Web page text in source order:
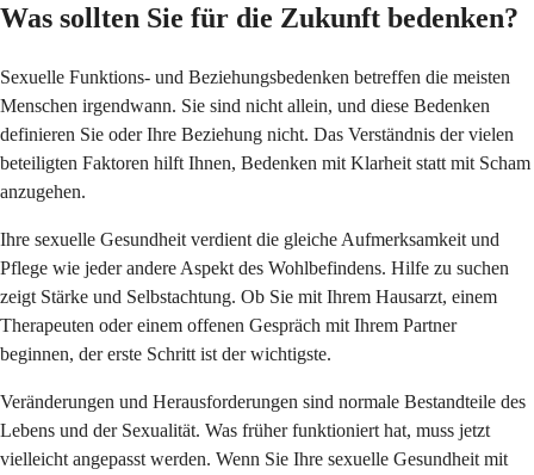
Was sollten Sie für die Zukunft bedenken?
Sexuelle Funktions- und Beziehungsbedenken betreffen die meisten
Menschen irgendwann. Sie sind nicht allein, und diese Bedenken
definieren Sie oder Ihre Beziehung nicht. Das Verständnis der vielen
beteiligten Faktoren hilft Ihnen, Bedenken mit Klarheit statt mit Scham
anzugehen.
Ihre sexuelle Gesundheit verdient die gleiche Aufmerksamkeit und
Pflege wie jeder andere Aspekt des Wohlbefindens. Hilfe zu suchen
zeigt Stärke und Selbstachtung. Ob Sie mit Ihrem Hausarzt, einem
Therapeuten oder einem offenen Gespräch mit Ihrem Partner
beginnen, der erste Schritt ist der wichtigste.
Veränderungen und Herausforderungen sind normale Bestandteile des
Lebens und der Sexualität. Was früher funktioniert hat, muss jetzt
vielleicht angepasst werden. Wenn Sie Ihre sexuelle Gesundheit mit